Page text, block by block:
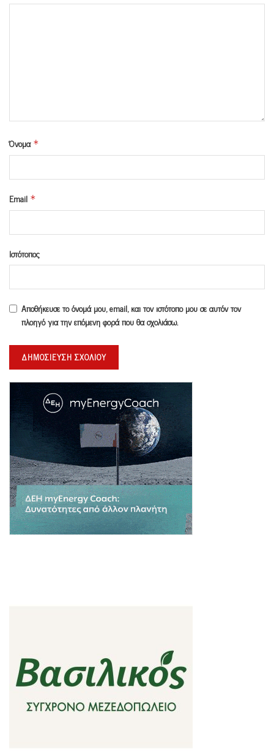
Όνομα *
Email *
Ιστότοπος
Αποθήκευσε το όνομά μου, email, και τον ιστότοπο μου σε αυτόν τον
πλοηγό για την επόμενη φορά που θα σχολιάσω.